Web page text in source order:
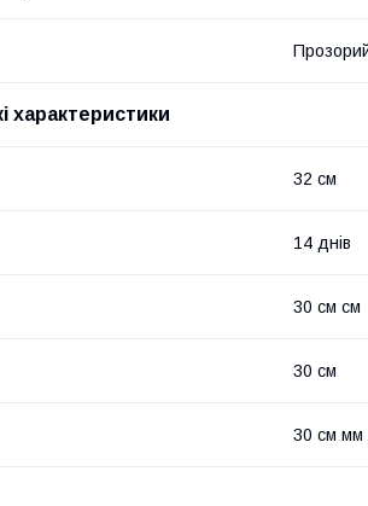
характеристики
32 см
14 днів
30 см см
30 см
30 см мм